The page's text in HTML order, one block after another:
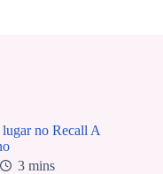
no Recall A
3 mins